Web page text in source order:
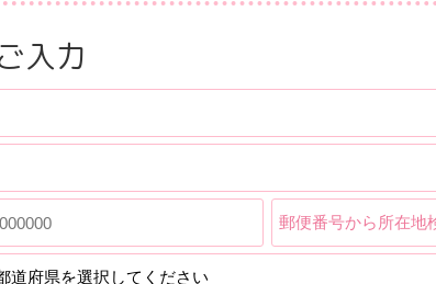
入力
郵便番号から所在地